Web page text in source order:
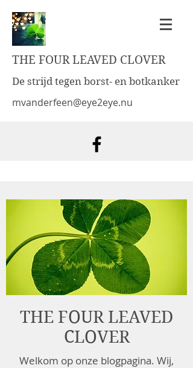
THE FOUR LEAVED CLOVER
De strijd tegen borst- en botkanker
mvanderfeen@eye2eye.nu
THE FOUR LEAVED
CLOVER
Welkom op onze blogpagina. Wij,